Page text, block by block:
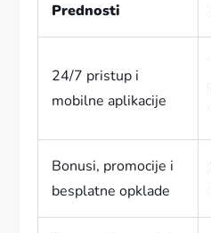
Prednosti
24/7 pristup i
mobilne aplikacije
Bonusi, promocije i
besplatne opklade